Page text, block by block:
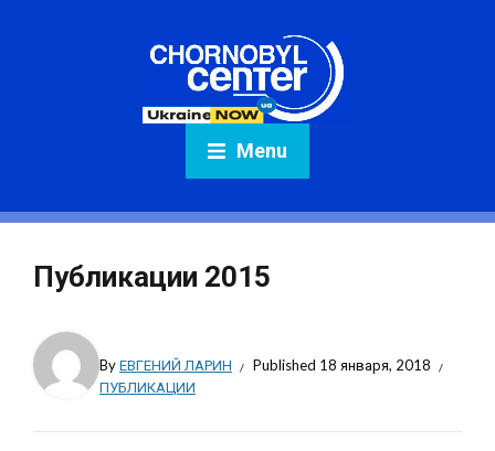
Menu
Публикации 2015
ByЕВГЕНИЙ ЛАРИН Published 18 января, 2018
ПУБЛИКАЦИИ